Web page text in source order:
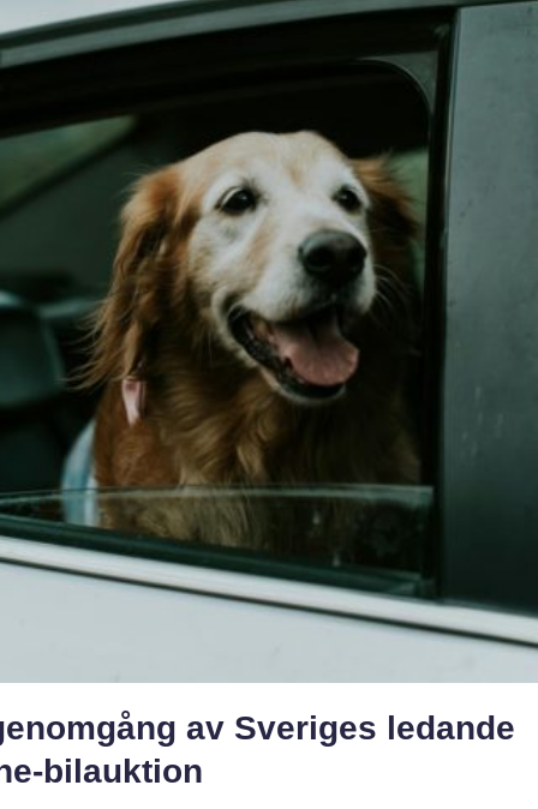
av Sveriges ledande
bilauktion